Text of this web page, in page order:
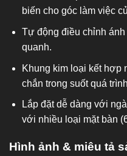
biến cho góc làm việc
Tự động điều chỉnh
quanh.
Khung kim loại kết hợp
chắn trong suốt quá
Lắp đặt dễ dàng với
với nhiều loại mặt bàn
Hình ảnh & miêu tả